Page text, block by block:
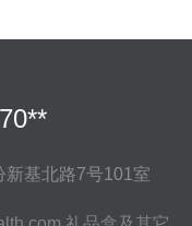
基北路7号101室